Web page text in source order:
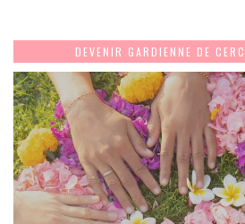
DEVENIR GARDIENNE DE